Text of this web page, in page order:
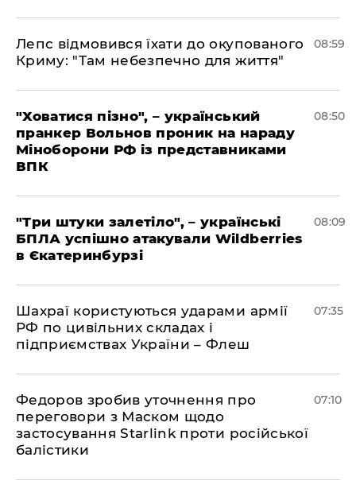
Лепс відмовився їхати до окупованого
Криму: "Там небезпечно для життя"
08:59
"Ховатися пізно", – український
пранкер Вольнов проник на нараду
Міноборони РФ із представниками
ВПК
08:50
"Три штуки залетіло", – українські
БПЛА успішно атакували Wildberries
в Єкатеринбурзі
08:09
Шахраї користуються ударами армії
РФ по цивільних складах і
підприємствах України – Флеш
07:35
Федоров зробив уточнення про
переговори з Маском щодо
застосування Starlink проти російської
балістики
07:10